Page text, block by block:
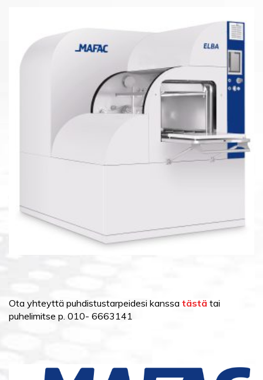
Ota yhteyttä puhdistustarpeidesi kanssa tästä tai
puhelimitse p. 010- 6663141